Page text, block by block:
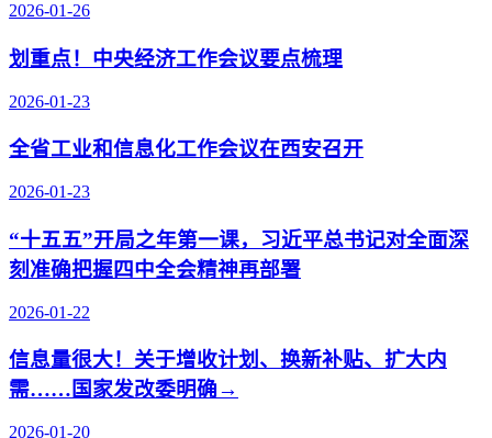
2026-01-26
划重点！中央经济工作会议要点梳理
2026-01-23
全省工业和信息化工作会议在西安召开
2026-01-23
“十五五”开局之年第一课，习近平总书记对全面深
刻准确把握四中全会精神再部署
2026-01-22
信息量很大！关于增收计划、换新补贴、扩大内
需……国家发改委明确→
2026-01-20